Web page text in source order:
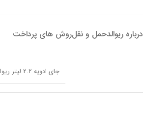
درباره ریوالدحمل و نقلروش های پرداخت
جای ادویه 2.2 لیتر ریوالد بیوتی 7022201